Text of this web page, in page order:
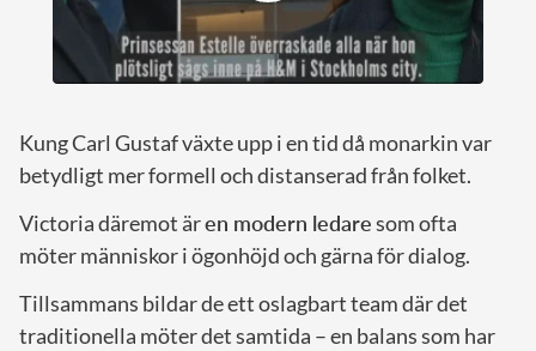
Kung Carl Gustaf växte upp i en tid då monarkin var
betydligt mer formell och distanserad från folket.
Victoria däremot ären modern ledaresom ofta
möter människor i ögonhöjd och gärna för dialog.
Tillsammans bildar de ett oslagbart team där det
traditionella möter det samtida – en balans som har